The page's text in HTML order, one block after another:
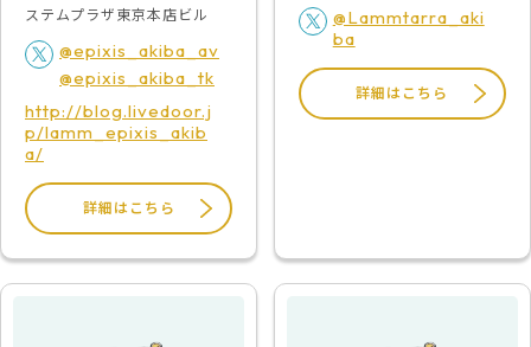
ステムプラザ東京本店ビル
@epixis_akiba_av
@epixis_akiba_tk
http://blog.livedoor.j
p/lamm_epixis_akib
a/
詳細はこちら
@Lammtarra_aki
ba
詳細はこちら